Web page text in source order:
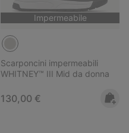
Impermeabile
Scarponcini impermeabili
WHITNEY™ III Mid da donna
Regular price:
130,00 €